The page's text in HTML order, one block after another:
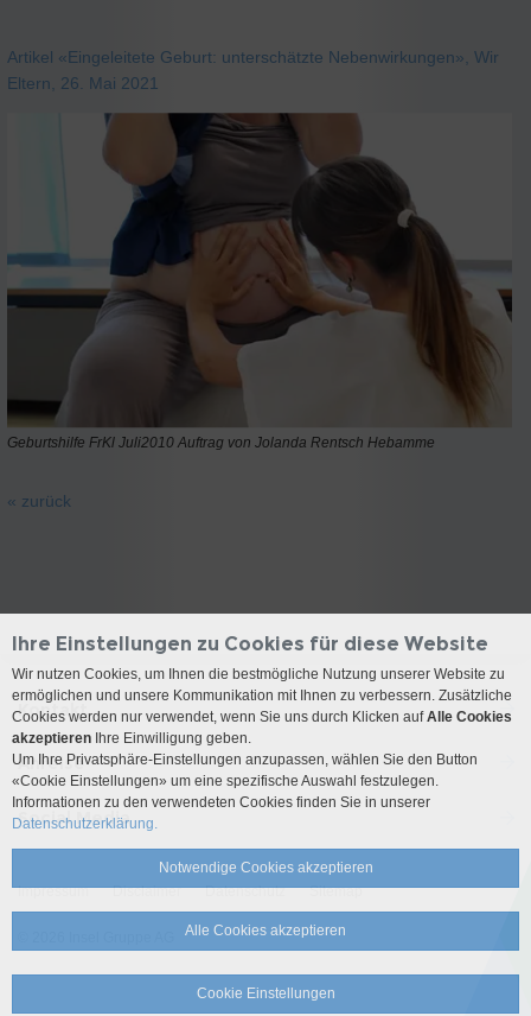
Artikel «Eingeleitete Geburt: unterschätzte Nebenwirkungen», Wir
Eltern, 26. Mai 2021
Geburtshilfe FrKl Juli2010 Auftrag von Jolanda Rentsch Hebamme
« zurück
Kontakt
Anreise
Social Media
Impressum Disclaimer Datenschutz Sitemap
Ihre Einstellungen zu Cookies für diese Website
Wir nutzen Cookies, um Ihnen die bestmögliche Nutzung unserer Website zu
ermöglichen und unsere Kommunikation mit Ihnen zu verbessern. Zusätzliche
Cookies werden nur verwendet, wenn Sie uns durch Klicken aufAlle Cookies
akzeptieren Ihre Einwilligung geben.
Um Ihre Privatsphäre-Einstellungen anzupassen, wählen Sie den Button
«Cookie Einstellungen» um eine spezifische Auswahl festzulegen.
Informationen zu den verwendeten Cookies finden Sie in unserer
Datenschutzerklärung.
Notwendige Cookies akzeptieren
Alle Cookies akzeptieren
Cookie Einstellungen